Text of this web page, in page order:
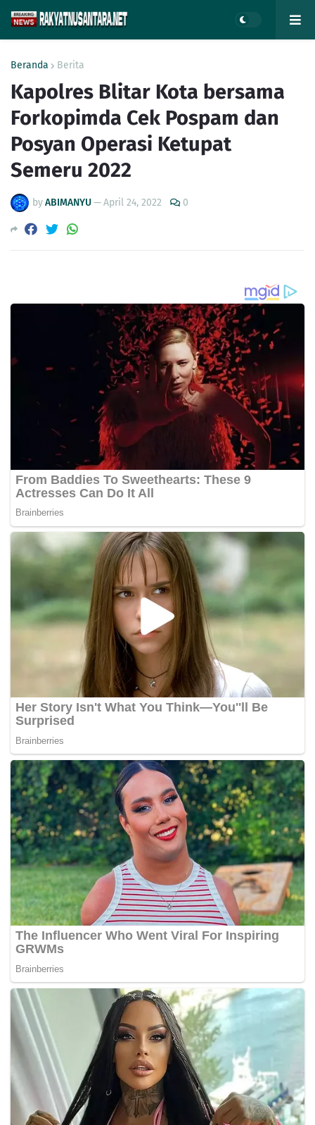
Beranda Berita
Kapolres Blitar Kota bersama
Forkopimda Cek Pospam dan
Posyan Operasi Ketupat
Semeru 2022
byABIMANYU—April 24, 2022 0